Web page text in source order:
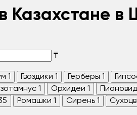
Казахстане
₸
1 Гвоздики 1 Герберы 1
1 Орхидеи 1
Ромашки 1 Сирень 1